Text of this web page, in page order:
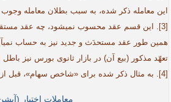
این معامله ذکر شده، به سبب بطلان معامله وجوب
[3]. این قسم عقد محسوب نمی­شود، چه عقد
همین طور عقد مستحدَث و جدید نیز به حساب
تعهّد مذکور (بیع آن) در بازار ثانوی بورس نیز
[4]. به مثال ذکر شده برای «شاخص سهام»، قبل از مسألۀ «1580» مراجعه شود.
معاملات اختیار